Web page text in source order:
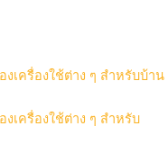
เครื่องใช้ต่าง ๆ สำหรับบ้าน
เครื่องใช้ต่าง ๆ สำหรับ